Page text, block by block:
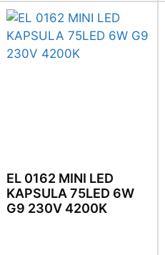
EL 0162 MINI LED
KAPSULA 75LED 6W
G9 230V 4200K